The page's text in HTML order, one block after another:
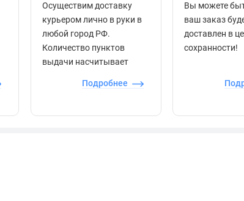
Осуществим доставку
курьером лично в руки в
любой город РФ.
Количество пунктов
выдачи насчитывает
всей стране.
Подробнее
Вы можете
ваш заказ
доставлен в
сохранности!